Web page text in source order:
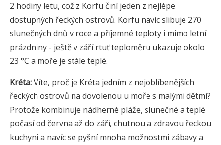
2 hodiny letu, což z Korfu činí jeden z nejlépe
dostupných řeckých ostrovů. Korfu navíc slibuje 270
slunečných dnů v roce a příjemné teploty i mimo letní
prázdniny - ještě v září rtuť teploměru ukazuje okolo
23 °C a moře je stále teplé.
Kréta:Víte, proč je Kréta jedním z nejoblíbenějších
řeckých ostrovů na dovolenou u moře s malými dětmi?
Protože kombinuje nádherné pláže, slunečné a teplé
počasí od června až do září, chutnou a zdravou řeckou
kuchyni a navíc se pyšní mnoha možnostmi zábavy a